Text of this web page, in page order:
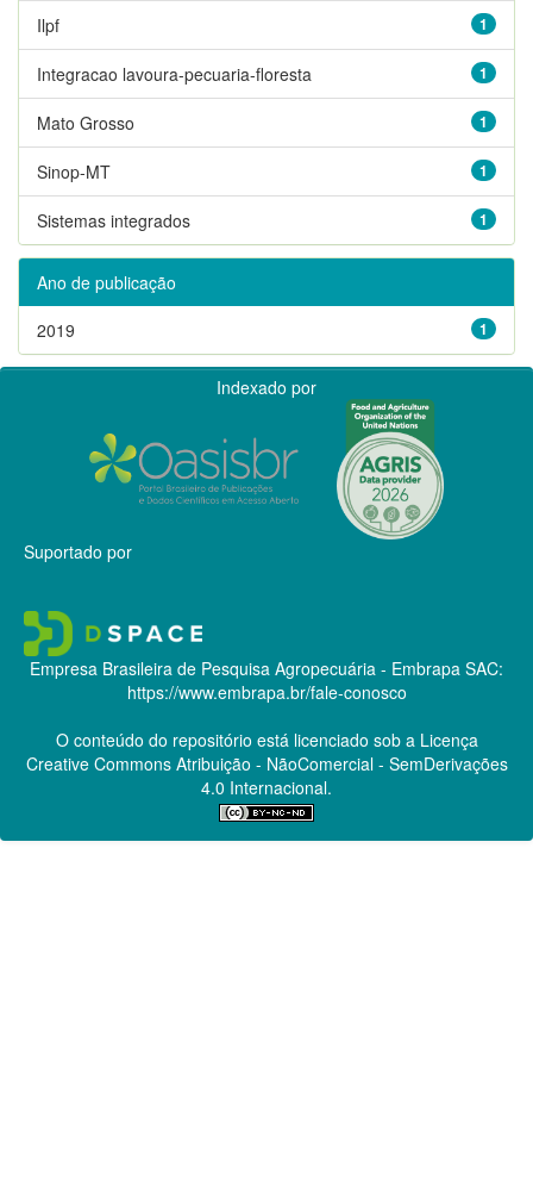
1
Ilpf
1
Integracao lavoura-pecuaria-floresta
1
Mato Grosso
1
Sinop-MT
1
Sistemas integrados
Ano de publicação
1
2019
Indexado por
Suportado por
Empresa Brasileira de Pesquisa Agropecuária - Embrapa SAC:
https://www.embrapa.br/fale-conosco
O conteúdo do repositório está licenciado sob a Licença
Creative CommonsAtribuição - NãoComercial - SemDerivações
4.0 Internacional.